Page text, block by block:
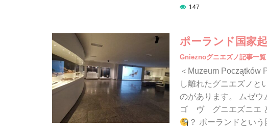
147
ポーランド国家
Gnieznoグニエズノ記事一覧
＜Muzeum Początków
し離れたグニエズノと
のがあります。 ムゼ
ゴ ヴ グニエズニエ
？ ポーランドとい